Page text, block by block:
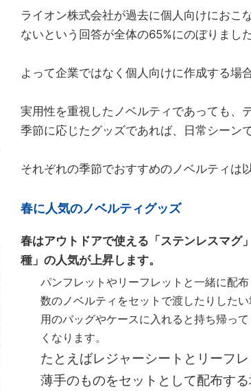
ライオン株式会社が過去に個人向けにおこ
ないという回答が全体の65%にのぼりまし
よって企業ではなく個人向けに作成する場
実用性を重視したノベルティであっても、
季節に応じたグッズであれば、日常シーン
それぞれの季節でおすすめのノベルティは
春に人気のノベルティグッズ
春はアウトドアで使える「ステンレスマグ
種」の人気が上昇します。
パンフレットやリーフレットと一緒に配
数のノベルティをセットで渡したりした
用のバッグやケースに入れると持ち帰っ
くなります。
たとえばレジャーシートとリーフ
薄手のものをセットとして配布する